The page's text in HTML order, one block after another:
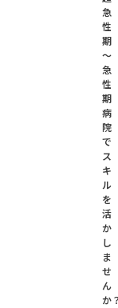
急
性
期
～
急
性
期
病
院
で
ス
キ
ル
を
活
か
し
ま
せ
ん
か